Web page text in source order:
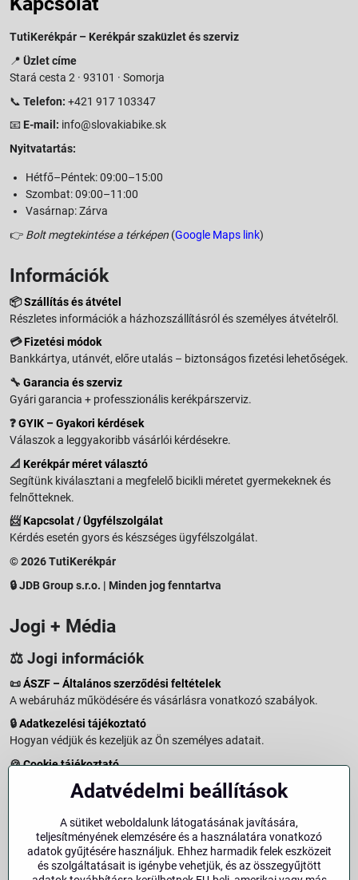
TutiKerékpár – Kerékpár szaküzlet és szerviz
📍 Üzlet címe
Stará cesta 2 · 93101 · Somorja
📞 Telefon: +421 917 103347
📧 E-mail: info@slovakiabike.sk
Nyitvatartás:
Hétfő–Péntek: 09:00–15:00
Szombat: 09:00–11:00
Vasárnap: Zárva
👉 Bolt megtekintése a térképen (Google Maps link)
Információk
📦Szállítás és átvétel
Részletes információk a házhozszállításról és személyes átvételről.
💳Fizetési módok
Bankkártya, utánvét, előre utalás – biztonságos fizetési lehetőségek.
🔧 Garancia és szerviz
Gyári garancia + professzionális kerékpárszerviz.
❓GYIK – Gyakori kérdések
Válaszok a leggyakoribb vásárlói kérdésekre.
📐 Kerékpár méret választó
Segítünk kiválasztani a megfelelő bicikli méretet gyermekeknek és
felnőtteknek.
📨Kapcsolat / Ügyfélszolgálat
Kérdés esetén gyors és készséges ügyfélszolgálat.
© 2026 TutiKerékpár
🔒 JDB Group s.r.o. | Minden jog fenntartva
Jogi + Média
⚖️ Jogi információk
📜ÁSZF – Általános szerződési feltételek
A webáruház működésére és vásárlásra vonatkozó szabályok.
🔒Adatkezelési tájékoztató
Hogyan védjük és kezeljük az Ön személyes adatait.
🍪Cookie tájékoztató
A weboldalon használt sütikről és adatkezelésről.
Vásárlástól való elállás menete és feltételei.
Elállás a szerződéstől
Impresszum
Adatvédelmi beállítások
A sütiket weboldalunk látogatásának javítására,
teljesítményének elemzésére és a használatára vonatkozó
adatok gyűjtésére használjuk. Ehhez harmadik felek eszközeit
és szolgáltatásait is igénybe vehetjük, és az összegyűjtött